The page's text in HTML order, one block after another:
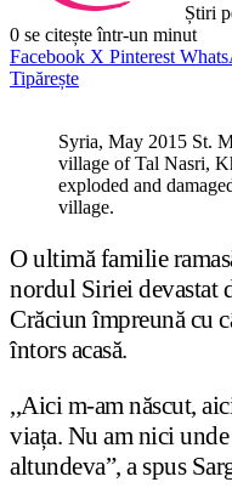
Știri
0 se citește într-un minut
Facebook X Pinterest
Tipărește
Syria, May 2015 St.
village of Tal Nasri,
exploded and
village.
O ultimă familie
nordul Siriei devastat
Crăciun împreună cu
întors acasă.
,,Aici m-am născut,
viața. Nu am nici
altundeva”, a spus